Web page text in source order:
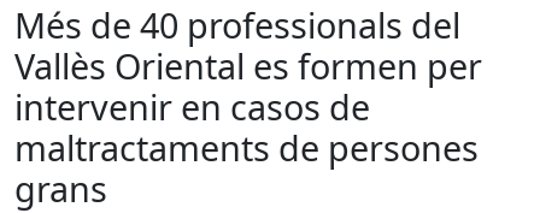
Més de 40 professionals del
Vallès Oriental es formen per
intervenir en casos de
maltractaments de persones
grans